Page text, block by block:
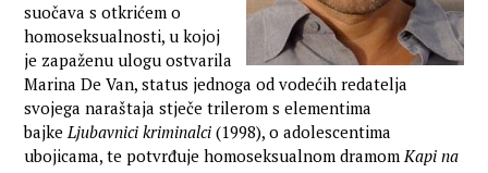
suočava s otkrićem o
homoseksualnosti, u kojoj
je zapaženu ulogu ostvarila
Marina De Van, status jednoga od vodećih redatelja
svojega naraštaja stječe trilerom s elementima
bajkeLjubavnici kriminalci (1998), o adolescentima
ubojicama, te potvrđuje homoseksualnom dramomKapi na